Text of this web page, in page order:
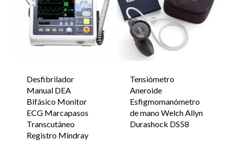
Desfibrilador
Manual DEA
Bifásico Monitor
ECG Marcapasos
Transcutáneo
Registro Mindray
Tensiómetro
Aneroide
Esfigmomanómetro
de mano Welch Allyn
Durashock DS58